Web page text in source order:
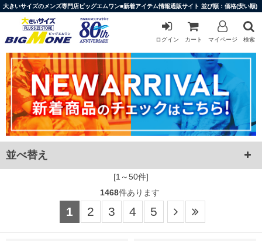
大きいサイズのメンズ専門店ビッグエムワン■新着アイテム情報通販サイト 並び順：価格(安い順)
ログイン カート マイページ 検索
並べ替え
[1～50件]
1468件あります
1 2 3 4 5